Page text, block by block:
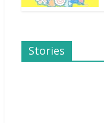
Stories
Dicas de
Filmes Para o